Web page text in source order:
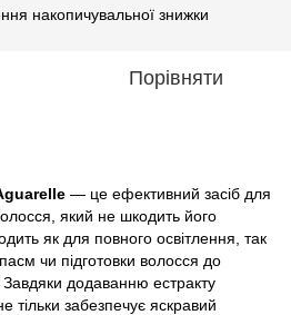
накопичувальної знижки
Порівняти
— це ефективний засіб для
який не шкодить його
як для повного освітлення, так
чи підготовки волосся до
додаванню естракту
тільки забезпечує яскравий